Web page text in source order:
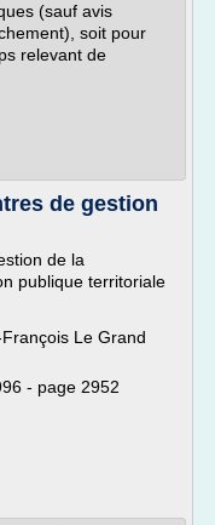
(sauf avis
soit pour
relevant de
de gestion
de la
publique territoriale
Le Grand
- page 2952